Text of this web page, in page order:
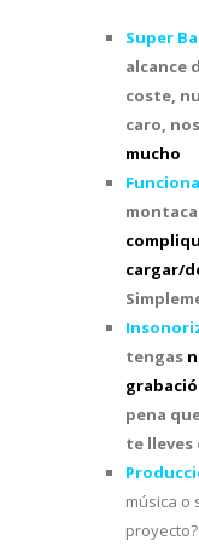
Super
alcance
coste,
caro,
mucho
cargar/
tengas
pena
te lleves
música o